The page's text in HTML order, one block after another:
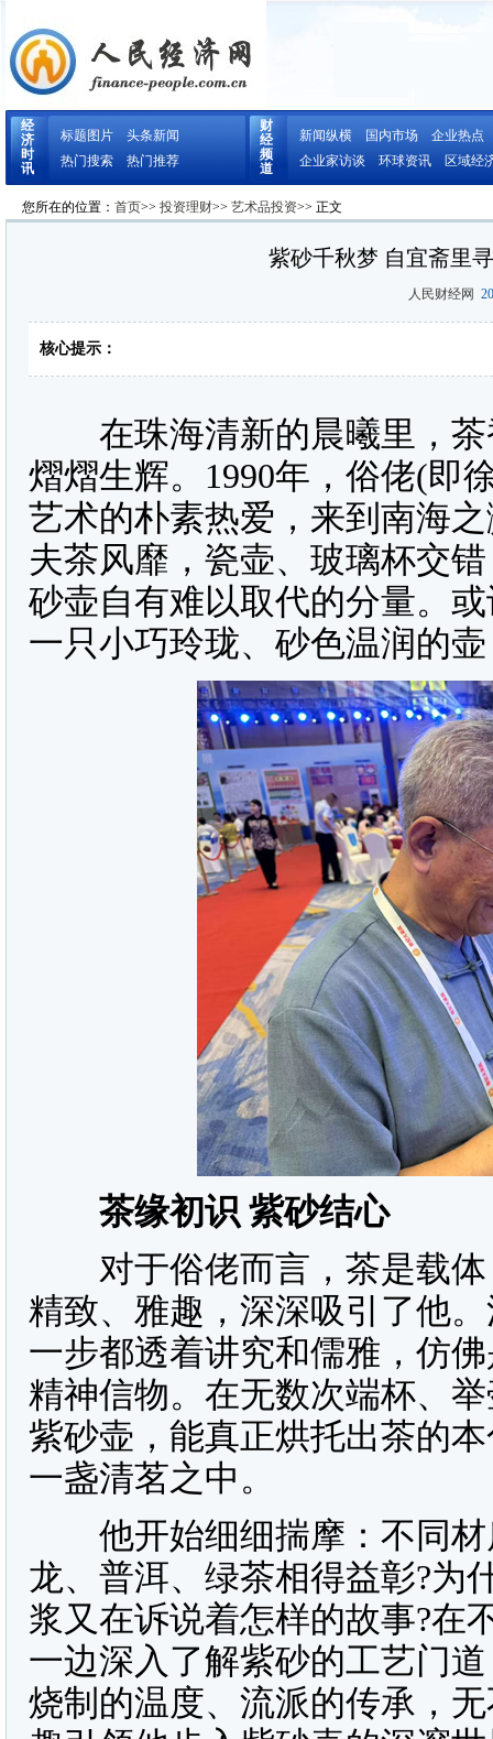
经
济
时
讯
标题图片
头条新闻
热门搜索
热门推荐
财
经
频
道
新闻纵横 国内市场
企业热点
企业家访谈
环球资讯 区域经
您所在的位置： 首页>> 投资理财>> 艺术品投资>> 正文
紫砂千秋梦 自宜斋里
人民财经网
核心提示：
在珠海清新的晨曦里，茶
熠熠生辉。1990年，俗佬(即
艺术的朴素热爱，来到南海
夫茶风靡，瓷壶、玻璃杯交
砂壶自有难以取代的分量。
一只小巧玲珑、砂色温润的
茶缘初识 紫砂结心
对于俗佬而言，茶是载体
精致、雅趣，深深吸引了他
一步都透着讲究和儒雅，仿
精神信物。在无数次端杯、
紫砂壶，能真正烘托出茶的
一盏清茗之中。
他开始细细揣摩：不同材
龙、普洱、绿茶相得益彰?为
浆又在诉说着怎样的故事?在
一边深入了解紫砂的工艺门
烧制的温度、流派的传承，